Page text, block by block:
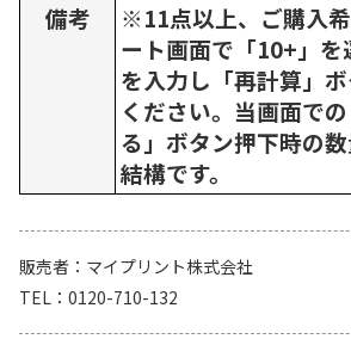
備考
※11点以上、ご購入
ート画面で「10+」を
を入力し「再計算」
ください。当画面で
る」ボタン押下時の
結構です。
販売者
マイプリント株式会社
TEL
0120-710-132